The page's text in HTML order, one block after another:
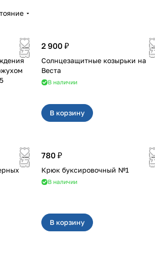
2 900 ₽
Солнцезащитные козырьки на
Веста
В наличии
В корзину
780 ₽
Крюк буксировочный №1
В наличии
В корзину